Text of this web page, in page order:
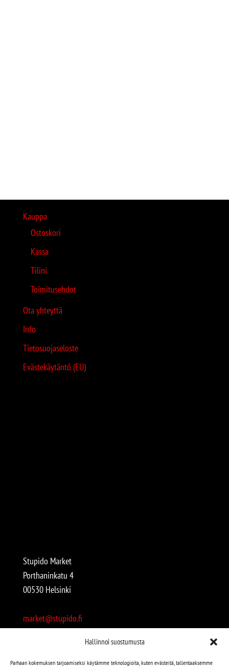
Hallinnoi suostumusta
Parhaan kokemuksen tarjoamiseksi käytämme teknologioita, kuten evästeitä, tallentaaksemme
Kauppa
Ostoskori
Kassa
Tilini
Toimitusehdot
Ota yhteyttä
Info
Tietosuojaseloste
Evästekäytäntö (EU)
Stupido Market
Porthaninkatu 4
00530 Helsinki
market@stupido.fi
Avoinna: